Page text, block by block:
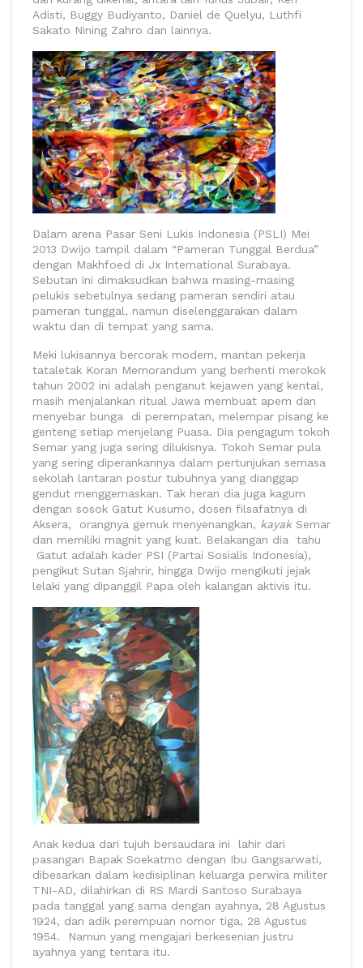
Adisti, Buggy Budiyanto, Daniel de Quelyu, Luthfi
Sakato Nining Zahro dan lainnya.
Dalam arena Pasar Seni Lukis Indonesia (PSLI) Mei
2013 Dwijo tampil dalam “Pameran Tunggal Berdua”
dengan Makhfoed di Jx International Surabaya.
Sebutan ini dimaksudkan bahwa masing-masing
pelukis sebetulnya sedang pameran sendiri atau
pameran tunggal, namun diselenggarakan dalam
waktu dan di tempat yang sama.
Meki lukisannya bercorak modern, mantan pekerja
tataletak Koran Memorandum yang berhenti merokok
tahun 2002 ini adalah penganut kejawen yang kental,
masih menjalankan ritual Jawa membuat apem dan
menyebar bunga di perempatan, melempar pisang ke
genteng setiap menjelang Puasa. Dia pengagum tokoh
Semar yang juga sering dilukisnya. Tokoh Semar pula
yang sering diperankannya dalam pertunjukan semasa
sekolah lantaran postur tubuhnya yang dianggap
gendut menggemaskan. Tak heran dia juga kagum
dengan sosok Gatut Kusumo, dosen filsafatnya di
Aksera, orangnya gemuk menyenangkan, kayak Semar
dan memiliki magnit yang kuat. Belakangan dia tahu
Gatut adalah kader PSI (Partai Sosialis Indonesia),
pengikut Sutan Sjahrir, hingga Dwijo mengikuti jejak
lelaki yang dipanggil Papa oleh kalangan aktivis itu.
Anak kedua dari tujuh bersaudara ini lahir dari
pasangan Bapak Soekatmo dengan Ibu Gangsarwati,
dibesarkan dalam kedisiplinan keluarga perwira militer
TNI-AD, dilahirkan di RS Mardi Santoso Surabaya
pada tanggal yang sama dengan ayahnya, 28 Agustus
1924, dan adik perempuan nomor tiga, 28 Agustus
1954. Namun yang mengajari berkesenian justru
ayahnya yang tentara itu.